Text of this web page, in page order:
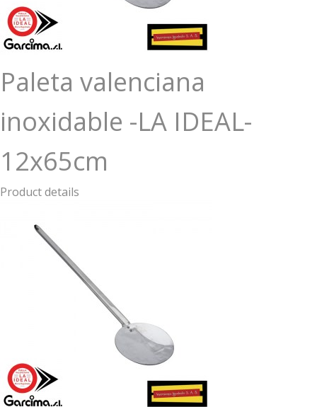
Paleta valenciana
inoxidable -LA IDEAL-
12x65cm
Product details